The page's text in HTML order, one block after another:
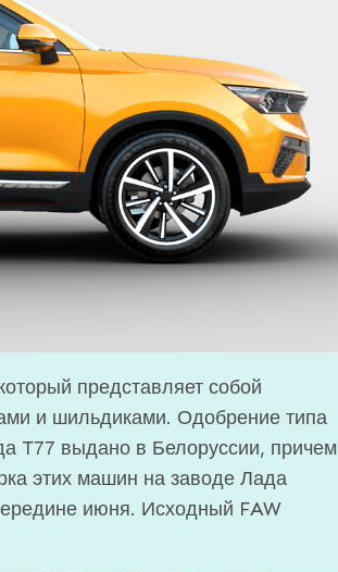
представляет собой
и шильдиками. Одобрение типа
T77 выдано в Белоруссии, причем
этих машин на заводе Лада
июня. Исходный FAW